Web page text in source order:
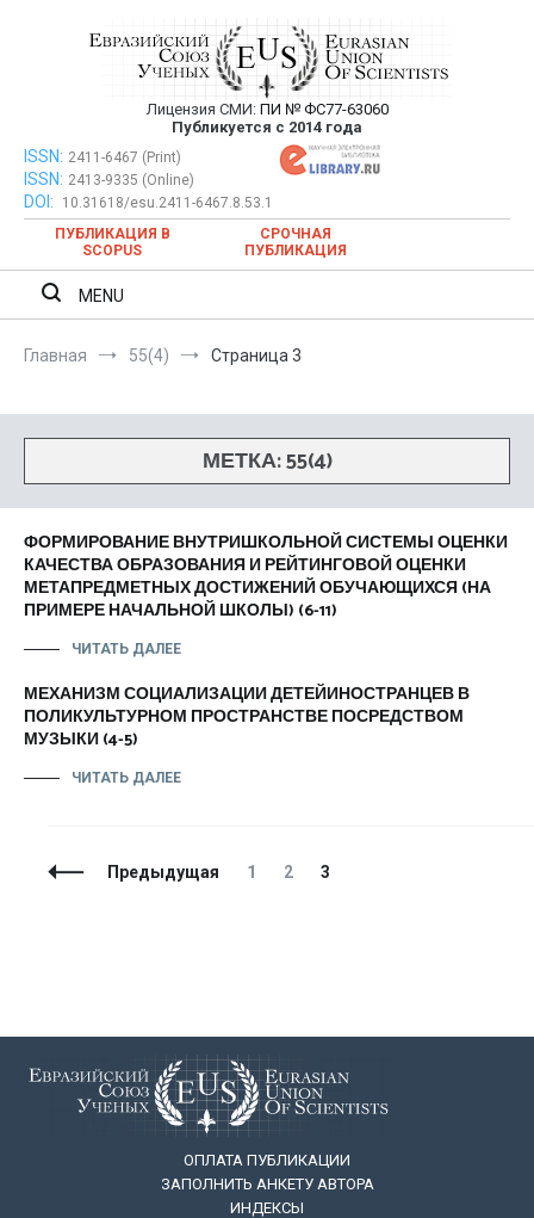
Евразийский Союз Ученых —
публикация научных статей в
ежемесячном научном журнале
Лицензия СМИ: ПИ № ФС77-63060
Публикуется с 2014 года
Евразийский Союз Ученых — публикация научных статей в
ежемесячном научном журнале
ISSN: 2411-6467 (Print)
ISSN: 2413-9335 (Online)
DOI:
10.31618/esu.2411-6467.8.53.1
ПУБЛИКАЦИЯ В
SCOPUS
СРОЧНАЯ
ПУБЛИКАЦИЯ
MENU
Главная 55(4) Страница 3
МЕТКА:55(4)
ФОРМИРОВАНИЕ ВНУТРИШКОЛЬНОЙ СИСТЕМЫ ОЦЕНКИ
КАЧЕСТВА ОБРАЗОВАНИЯ И РЕЙТИНГОВОЙ ОЦЕНКИ
МЕТАПРЕДМЕТНЫХ ДОСТИЖЕНИЙ ОБУЧАЮЩИХСЯ (НА
ПРИМЕРЕ НАЧАЛЬНОЙ ШКОЛЫ) (6-11)
ЧИТАТЬ ДАЛЕЕ
МЕХАНИЗМ СОЦИАЛИЗАЦИИ ДЕТЕЙИНОСТРАНЦЕВ В
ПОЛИКУЛЬТУРНОМ ПРОСТРАНСТВЕ ПОСРЕДСТВОМ
МУЗЫКИ (4-5)
ЧИТАТЬ ДАЛЕЕ
НавигацияПредыдущая Страница
1 Страница
2 Страница
3
ОПЛАТА ПУБЛИКАЦИИ
ЗАПОЛНИТЬ АНКЕТУ АВТОРА
ИНДЕКСЫ